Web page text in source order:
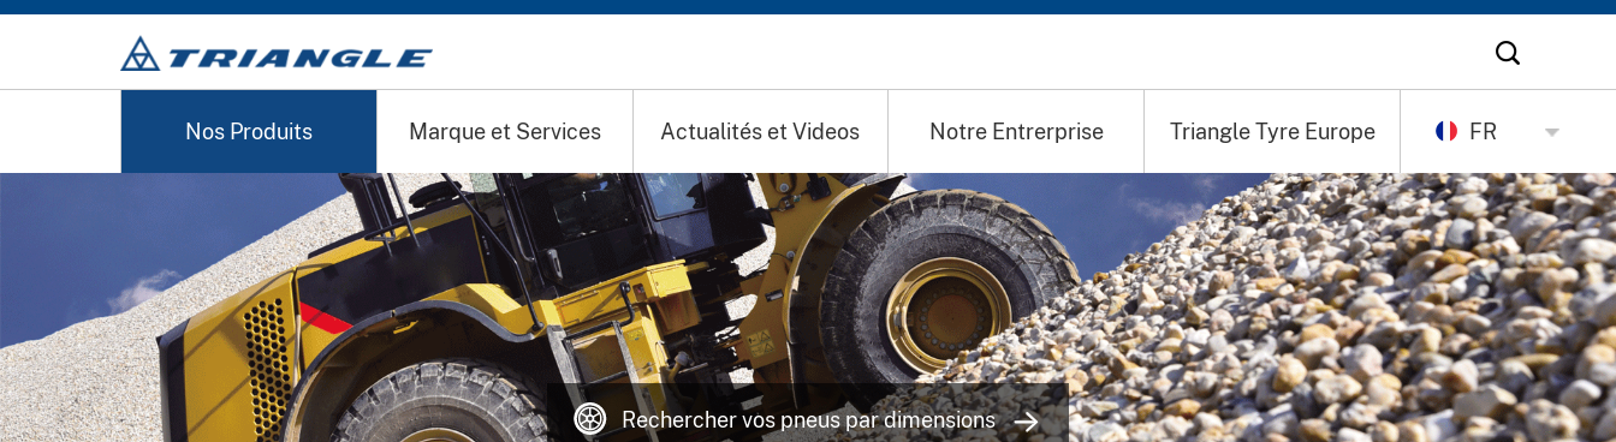
Nos Produits Marque et Services Actualités et Videos Notre Entrerprise Triangle Tyre Europe FR
Rechercher vos pneus par dimensions